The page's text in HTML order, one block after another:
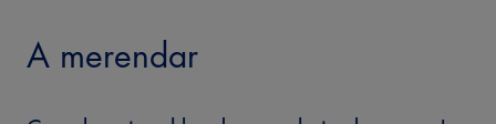
A merendar